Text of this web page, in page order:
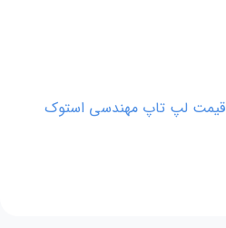
قیمت لپ تاپ مهندسی استوک